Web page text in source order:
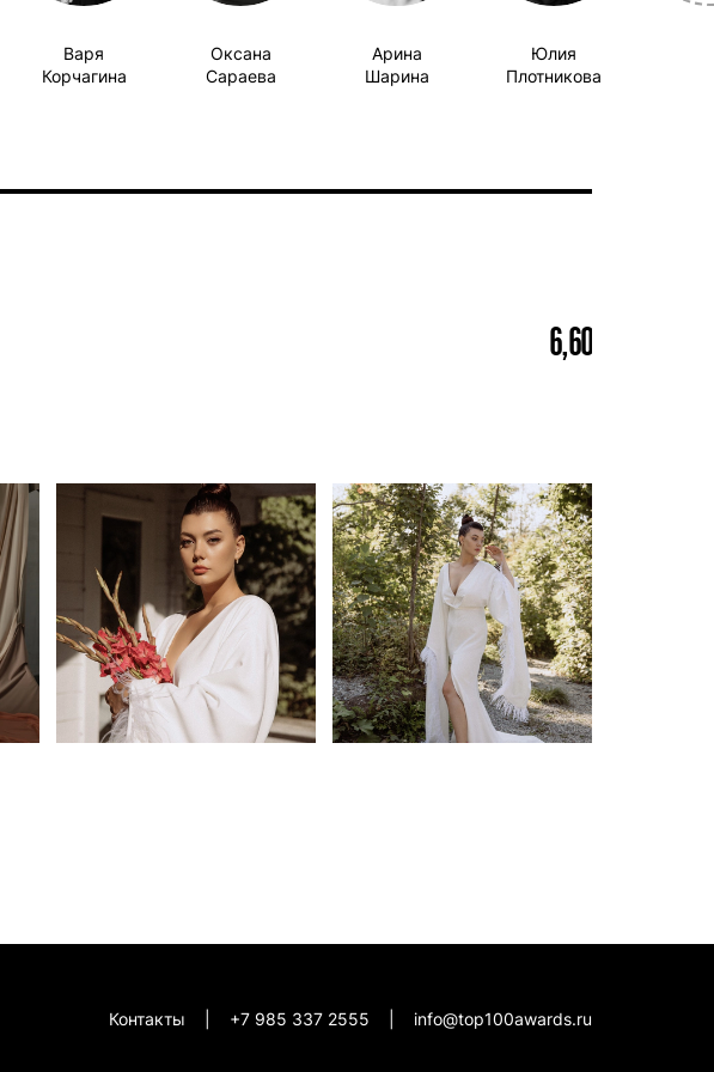
Варя
Корчагина
Оксана
Сараева
Арина
Шарина
Юлия
Плотникова
6,60
Контакты | +7 985 337 2555 info@top100awards.ru